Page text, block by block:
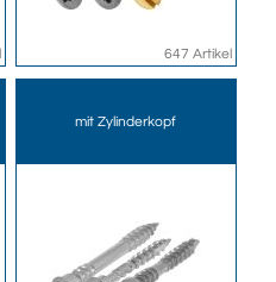
647 Artikel
mit Zylinderkopf